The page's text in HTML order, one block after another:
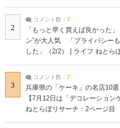
2
コメント数： 7
「もっと早く買えば良かった
ン”が大人気 「プライバシー
した」（2/2） | ライフ ねとら
3
コメント数： 7
兵庫県の「ケーキ」の名店10
【7月12日は「デコレーショ
ねとらぼリサーチ：2ページ目